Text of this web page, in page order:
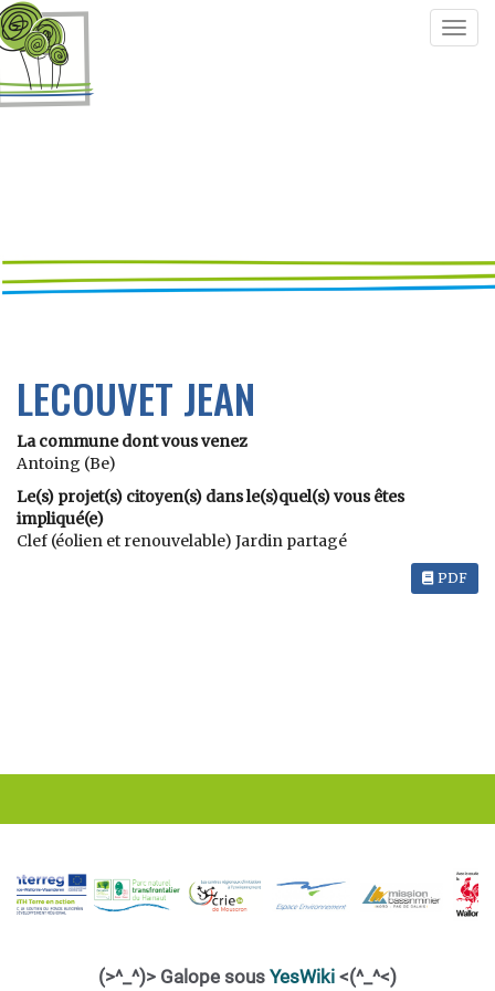
LECOUVET JEAN
La commune dont vous venez
Antoing (Be)
Le(s) projet(s) citoyen(s) dans le(s)quel(s) vous êtes
impliqué(e)
Clef (éolien et renouvelable) Jardin partagé
PDF